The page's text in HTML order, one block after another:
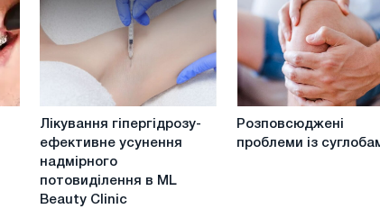
Лікування
гіпергідрозу-
ефективне
усунення
надмірного
потовиділення
Лікування гіпергідрозу-
ефективне усунення
надмірного
потовиділення в ML
Beauty Clinic
Розповсюджені
проблеми
із
Розповсюджені
проблеми із